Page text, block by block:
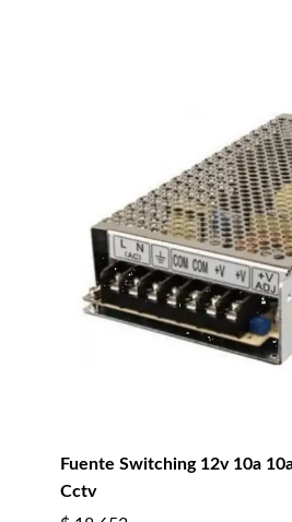
Fuente Switching 12v 10a
Cctv